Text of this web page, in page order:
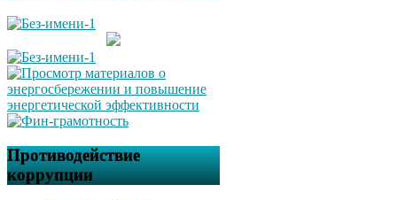
Противодействие
коррупции